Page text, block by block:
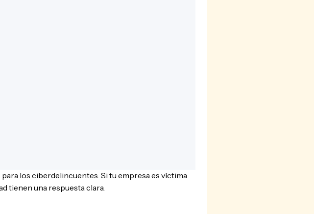
los ciberdelincuentes. Si tu empresa es víctima
tienen una respuesta clara.